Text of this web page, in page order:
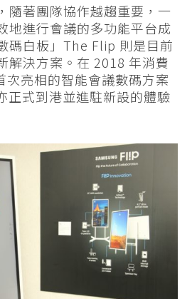
隨著團隊協作越趨重要，一
地進行會議的多功能平台成
碼白板」The Flip 則是目前
解決方案。在 2018 年消費
次亮相的智能會議數碼方案
正式到港並進駐新設的體驗